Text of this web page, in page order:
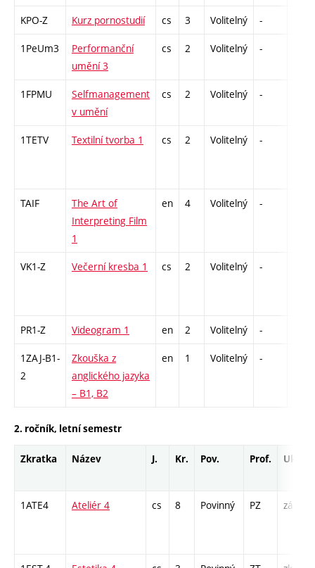
KPO-Z Kurz pornostudií cs 3 Volitelný -
1PeUm3
Performanční
umění 3
cs 2 Volitelný -
1FPMU
Selfmanagement
v umění
cs 2 Volitelný -
1TETV Textilní tvorba 1 cs 2 Volitelný -
TAIF
The Art of
Interpreting Film
1
en 4 Volitelný -
VK1-Z Večerní kresba 1 cs 2 Volitelný -
PR1-Z Videogram 1 en 2 Volitelný -
1ZAJ-B1-
2
Zkouška z
anglického jazyka
– B1, B2
en 1 Volitelný -
2. ročník, letní semestr
Zkratka Název J. Kr. Pov. Prof. Uk.
1ATE4 Ateliér 4 cs 8 Povinný PZ zá